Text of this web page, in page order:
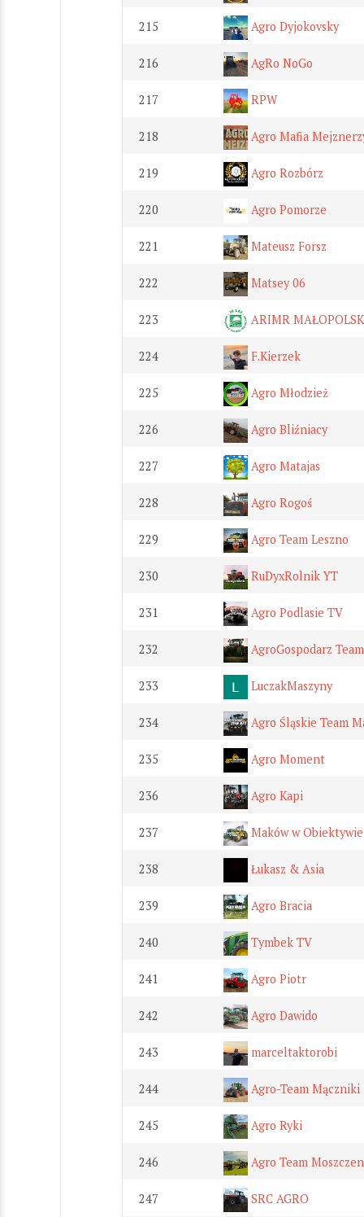
215 Agro Dyjokovsky
216 AgRo NoGo
217 RPW
218 Agro Mafia
219 Agro Rozbórz
220 Agro Pomorze
221 Mateusz Forsz
222 Matsey 06
223 ARIMR
224 F.Kierzek
225 Agro Młodzież
226 Agro Bliźniacy
227 Agro Matajas
228 Agro Rogoś
229 Agro Team Leszno
230 RuDyxRolnik YT
231 Agro Podlasie TV
232 AgroGospodarz Team
233 LuczakMaszyny
234 Agro Śląskie Team
235 Agro Moment
236 Agro Kapi
237 Maków w Obiektywie
238 Łukasz & Asia
239 Agro Bracia
240 Tymbek TV
241 Agro Piotr
242 Agro Dawido
243 marceltaktorobi
244 Agro-Team Mączniki
245 Agro Ryki
246 Agro Team
247 SRC AGRO